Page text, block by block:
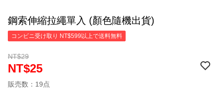
鋼索伸縮拉繩單入 (顏色隨機出貨)
コンビニ受け取り NT$599以上で送料無料
NT$29
NT$25
販売数：19点